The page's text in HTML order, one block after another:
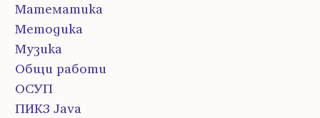
Математика
Методика
Музика
Общи работи
ОСУП
ПИК3 Java